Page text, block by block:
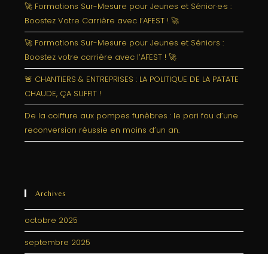
🚀 Formations Sur-Mesure pour Jeunes et Sénior·e·s :
Boostez Votre Carrière avec l’AFEST ! 🚀
🚀 Formations Sur-Mesure pour Jeunes et Séniors :
Boostez votre carrière avec l’AFEST ! 🚀
🚨 CHANTIERS & ENTREPRISES : LA POLITIQUE DE LA PATATE
CHAUDE, ÇA SUFFIT !
De la coiffure aux pompes funèbres : le pari fou d’une
reconversion réussie en moins d’un an.
Archives
octobre 2025
septembre 2025